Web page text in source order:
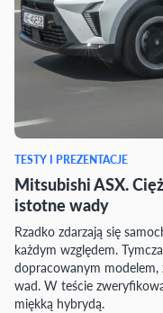
TESTY I PREZENTACJE
Mitsubishi ASX.
istotne wady
Rzadko zdarzają się
każdym względem.
dopracowanym
wad. W teście
miękką hybrydą.